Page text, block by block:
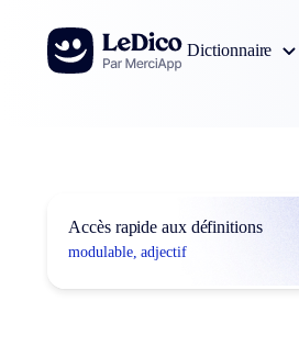
Aller au contenu
Dictionnaire
Accès rapide aux définitions
modulable, adjectif